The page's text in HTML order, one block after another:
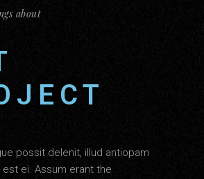
about
possit delenit, illud antiopam
ei. Assum erant the